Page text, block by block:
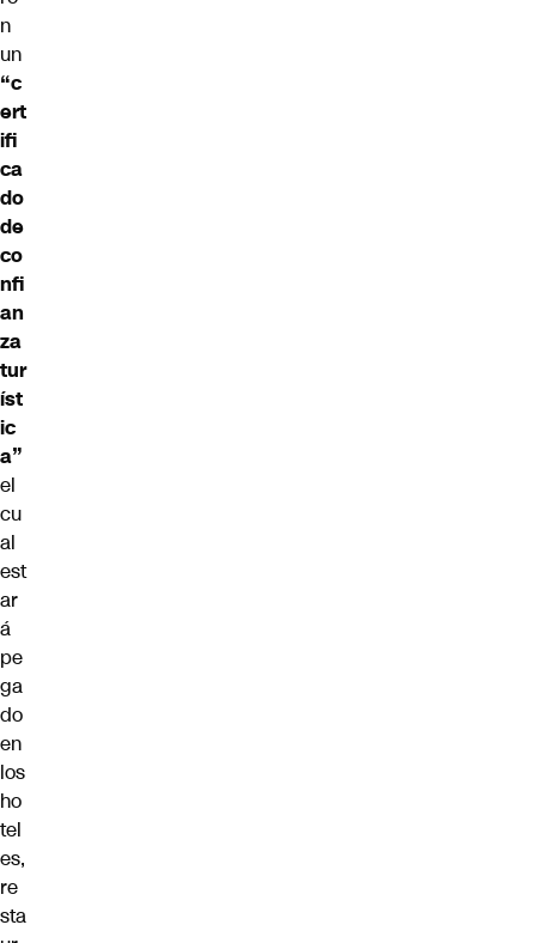
n
un
“c
ert
ifi
ca
do
de
co
nfi
an
za
tur
íst
ic
a”
el
cu
al
est
ar
á
pe
ga
do
en
los
ho
tel
es,
re
sta